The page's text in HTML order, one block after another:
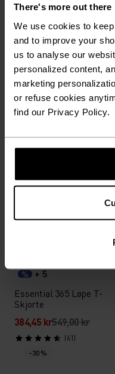
There's more out there
We use cookies to
and to improve your
us to analyse our
personalized content,
marketing
or refuse cookies
find our Privacy Policy.
(108)
-30 %
% % % % %
F-Dry T-Skjorte
454,45 kr 649,00 kr
(179)
X-Alp 115 Løpe T-
% + 5
Essential 365 Løpe T-
Skjorte
384,45 kr549,00 kr
(61)
-30 %